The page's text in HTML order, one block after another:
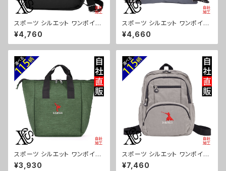
スポーツ シルエット ワンポイン
ト 刺繍トート ショルダーバッグ
カジュアル 軽量 レディース メン
ズ 雑貨 グッズ 自社ブランド 柄
バスケ テニス 和太鼓 大相撲 or
i-a-bg181-b08-s
¥4,760
スポーツ シルエット ワンポイン
ト 刺繍撥水 ナイロン ナップサッ
ク メンズ 大容量 ジム サブバッ
グ レディース 雑貨 グッズ 自社
野球 サッカー バスケ テニス 和
太鼓 大相撲 ori-a-bg180-b0
8-s
¥4,660
スポーツ シルエット ワンポイン
ト 刺繍保冷保温 ランチバッグ
買い物バッグ トートバッグ レディ
¥3,930
スポーツ シルエット ワンポイン
ト 刺繍撥水 リュック レディース
大容量 8ポケット ナイロン 軽量
¥7,460